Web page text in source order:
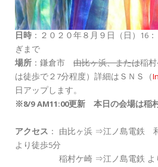
日時 ：２０２０年８月９日（日）16
ぎまで
場所 ：鎌倉市 由比ヶ浜、または稲
は徒歩で２7分程度）詳細はＳＮＳ（
日アップします。
※8/9 AM11:00更新 本日の会場は稲
アクセス ： 由比ヶ浜 ⇒江ノ島電鉄
より徒歩5分
稲村ケ崎 ⇒江ノ島電鉄 より